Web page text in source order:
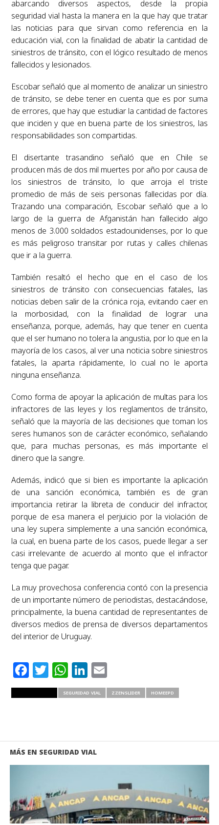
abarcando diversos aspectos, desde la propia
seguridad vial hasta la manera en la que hay que tratar
las noticias para que sirvan como referencia en la
educación vial, con la finalidad de abatir la cantidad de
siniestros de tránsito, con el lógico resultado de menos
fallecidos y lesionados.
Escobar señaló que al momento de analizar un siniestro
de tránsito, se debe tener en cuenta que es por suma
de errores, que hay que estudiar la cantidad de factores
que inciden y que en buena parte de los siniestros, las
responsabilidades son compartidas.
El disertante trasandino señaló que en Chile se
producen más de dos mil muertes por año por causa de
los siniestros de tránsito, lo que arroja el triste
promedio de más de seis personas fallecidas por día.
Trazando una comparación, Escobar señaló que a lo
largo de la guerra de Afganistán han fallecido algo
menos de 3.000 soldados estadounidenses, por lo que
es más peligroso transitar por rutas y calles chilenas
que ir a la guerra.
También resaltó el hecho que en el caso de los
siniestros de tránsito con consecuencias fatales, las
noticias deben salir de la crónica roja, evitando caer en
la morbosidad, con la finalidad de lograr una
enseñanza, porque, además, hay que tener en cuenta
que el ser humano no tolera la angustia, por lo que en la
mayoría de los casos, al ver una noticia sobre siniestros
fatales, la aparta rápidamente, lo cual no le aporta
ninguna enseñanza.
Como forma de apoyar la aplicación de multas para los
infractores de las leyes y los reglamentos de tránsito,
señaló que la mayoría de las decisiones que toman los
seres humanos son de carácter económico, señalando
que, para muchas personas, es más importante el
dinero que la sangre.
Además, indicó que si bien es importante la aplicación
de una sanción económica, también es de gran
importancia retirar la libreta de conducir del infractor,
porque de esa manera el perjuicio por la violación de
una ley supera simplemente a una sanción económica,
la cual, en buena parte de los casos, puede llegar a ser
casi irrelevante de acuerdo al monto que el infractor
tenga que pagar.
La muy provechosa conferencia contó con la presencia
de un importante número de periodistas, destacándose,
principalmente, la buena cantidad de representantes de
diversos medios de prensa de diversos departamentos
del interior de Uruguay.
Facebook
Twitter
WhatsApp
LinkedIn
Email
SEGURIDAD VIAL ZZENSLIDER HOMEEPD
MÁS EN SEGURIDAD VIAL